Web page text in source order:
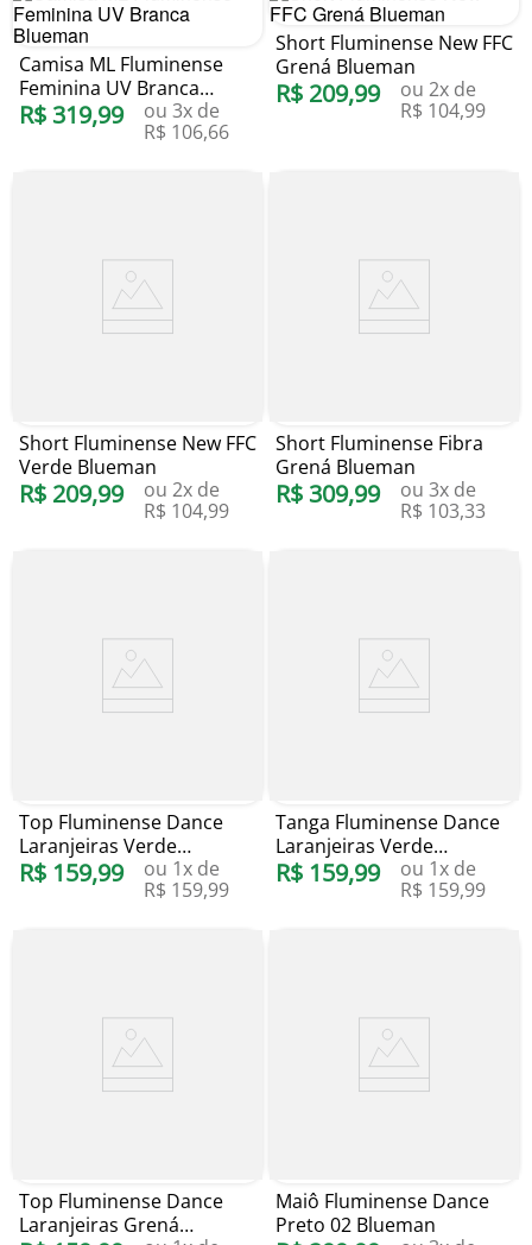
Camisa ML Fluminense
Feminina UV Branca
Blueman
R$ 319,99 ou 3x de
R$ 106,66
Short Fluminense New FFC
Grená Blueman
R$ 209,99 ou 2x de
R$ 104,99
Short Fluminense New FFC
Verde Blueman
R$ 209,99 ou 2x de
R$ 104,99
Short Fluminense Fibra
Grená Blueman
R$ 309,99 ou 3x de
R$ 103,33
Top Fluminense Dance
Laranjeiras Verde
Blueman
R$ 159,99 ou 1x de
R$ 159,99
Tanga Fluminense Dance
Laranjeiras Verde
Blueman
R$ 159,99 ou 1x de
R$ 159,99
Top Fluminense Dance
Laranjeiras Grená
Maiô Fluminense Dance
Preto 02 Blueman